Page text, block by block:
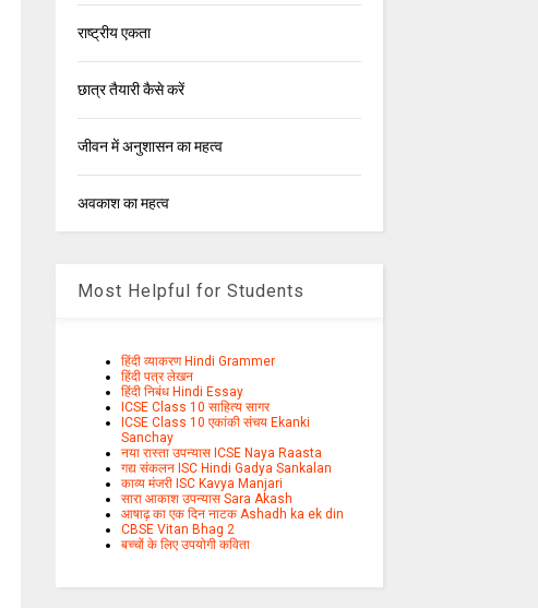
राष्ट्रीय एकता
छात्र तैयारी कैसे करें
जीवन में अनुशासन का महत्व
अवकाश का महत्व
Most Helpful for Students
हिंदी व्याकरण Hindi Grammer
हिंदी पत्र लेखन
हिंदी निबंध Hindi Essay
ICSE Class 10 साहित्य सागर
ICSE Class 10 एकांकी संचय Ekanki
Sanchay
नया रास्ता उपन्यास ICSE Naya Raasta
गद्य संकलन ISC Hindi Gadya Sankalan
काव्य मंजरी ISC Kavya Manjari
सारा आकाश उपन्यास Sara Akash
आषाढ़ का एक दिन नाटक Ashadh ka ek din
CBSE Vitan Bhag 2
बच्चों के लिए उपयोगी कविता